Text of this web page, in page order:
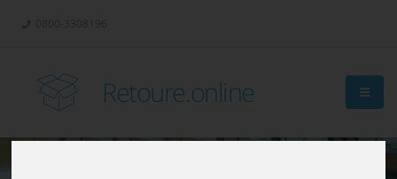
Retoure.online